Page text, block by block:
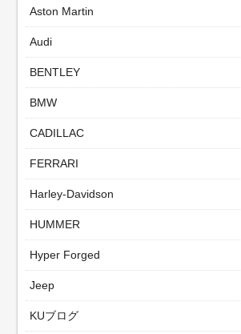
Aston Martin
Audi
BENTLEY
BMW
CADILLAC
FERRARI
Harley-Davidson
HUMMER
Hyper Forged
Jeep
KUブログ